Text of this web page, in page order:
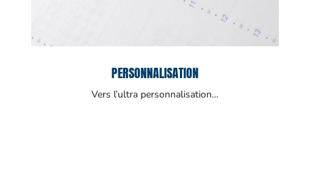
PERSONNALISATION
Vers l’ultra personnalisation…